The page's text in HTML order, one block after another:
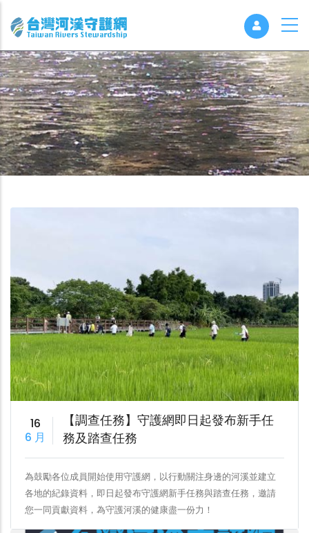
16
6 月
【調查任務】守護網即日起發布新手任
務及踏查任務
為鼓勵各位成員開始使用守護網，以行動關注身邊的河溪並建立
各地的紀錄資料，即日起發布守護網新手任務與踏查任務，邀請
您一同貢獻資料，為守護河溪的健康盡一份力！